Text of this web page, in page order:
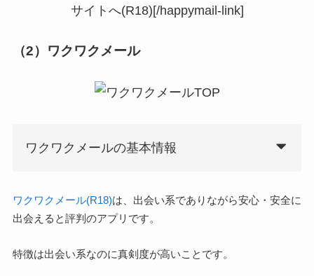
サイトへ(R18)[/happymail-link]
（2）ワクワクメール
ワクワクメールの基本情報
ワクワクメール(R18)は、出会い系でありながら安心・安全に
出会えると評判のアプリです。
特徴は出会い系なのに真剣度が高いことです。